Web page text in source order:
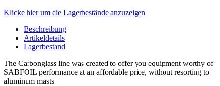
Klicke hier um die Lagerbestände anzuzeigen
Beschreibung
Artikeldetails
Lagerbestand
The Carbonglass line was created to offer you equipment worthy of
SABFOIL performance at an affordable price, without resorting to
aluminum masts.